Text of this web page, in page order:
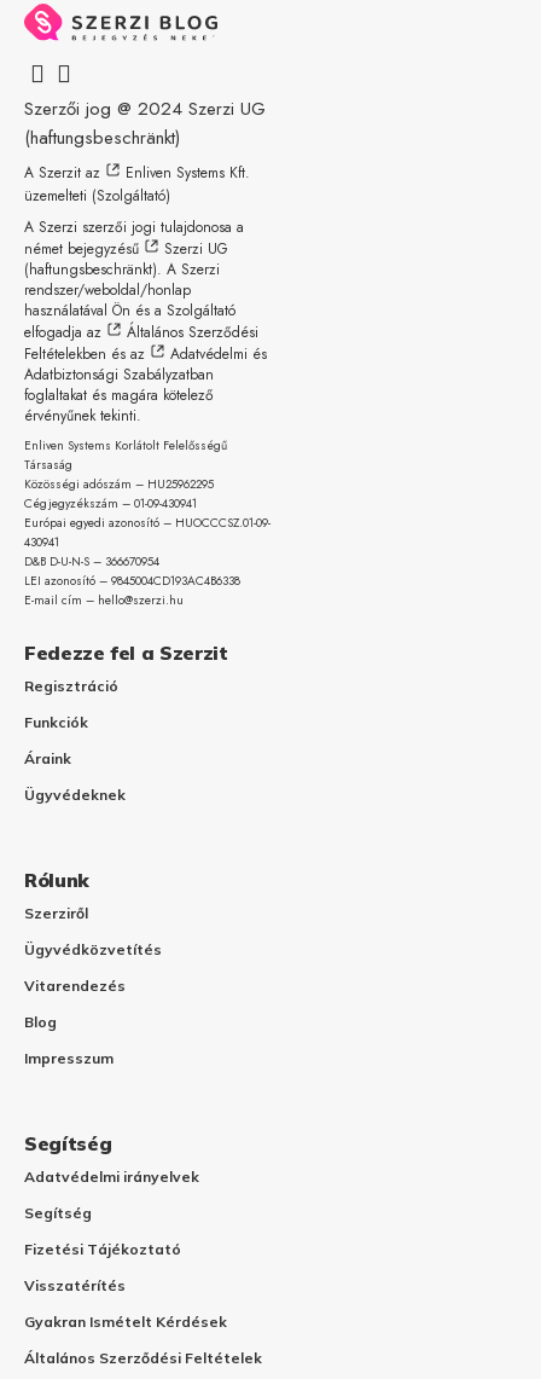
Szerzői jog @ 2024 Szerzi UG
(haftungsbeschränkt)
A Szerzit az
Enliven Systems Kft.
üzemelteti (Szolgáltató)
A Szerzi szerzői jogi tulajdonosa a
német bejegyzésű
Szerzi UG
(haftungsbeschränkt). A Szerzi
rendszer/weboldal/honlap
használatával Ön és a Szolgáltató
elfogadja az
Általános Szerződési
Feltételekben és az
Adatvédelmi és
Adatbiztonsági Szabályzatban
foglaltakat és magára kötelező
érvényűnek tekinti.
Enliven Systems Korlátolt Felelősségű
Társaság
Közösségi adószám – HU25962295
Cégjegyzékszám – 01-09-430941
Európai egyedi azonosító – HUOCCCSZ.01-09-
430941
D&B D-U-N-S – 366670954
LEI azonosító – 9845004CD193AC4B6338
E-mail cím – hello@szerzi.hu
Fedezze fel a Szerzit
Regisztráció
Funkciók
Áraink
Ügyvédeknek
Rólunk
Szerziről
Ügyvédközvetítés
Vitarendezés
Blog
Impresszum
Segítség
Adatvédelmi irányelvek
Segítség
Fizetési Tájékoztató
Visszatérítés
Gyakran Ismételt Kérdések
Általános Szerződési Feltételek